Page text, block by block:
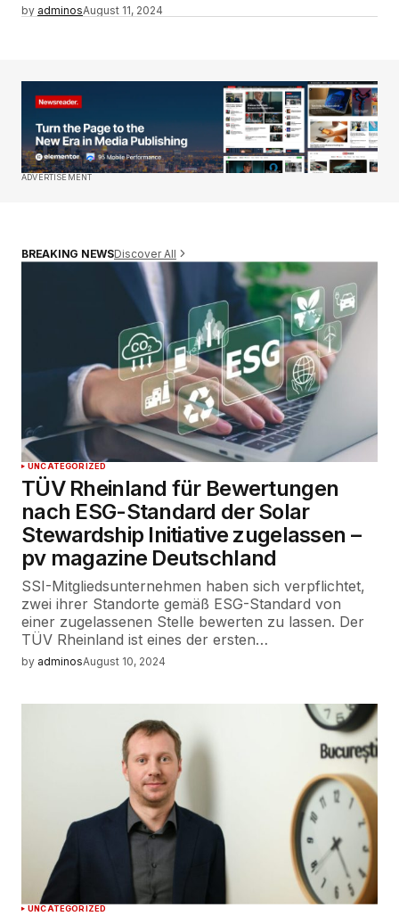
by adminosAugust 11, 2024
ADVERTISEMENT
BREAKING NEWSDiscover All
UNCATEGORIZED
TÜV Rheinland für Bewertungen
nach ESG-Standard der Solar
Stewardship Initiative zugelassen –
pv magazine Deutschland
SSI-Mitgliedsunternehmen haben sich verpflichtet,
zwei ihrer Standorte gemäß ESG-Standard von
einer zugelassenen Stelle bewerten zu lassen. Der
TÜV Rheinland ist eines der ersten…
by adminosAugust 10, 2024
UNCATEGORIZED